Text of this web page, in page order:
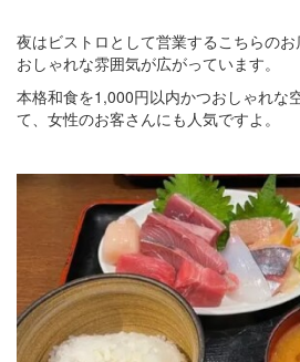
夜はビストロとして営業するこちらの
おしゃれな雰囲気が広がっています。
本格和食を1,000円以内かつおしゃれな
て、女性のお客さんにも人気ですよ。